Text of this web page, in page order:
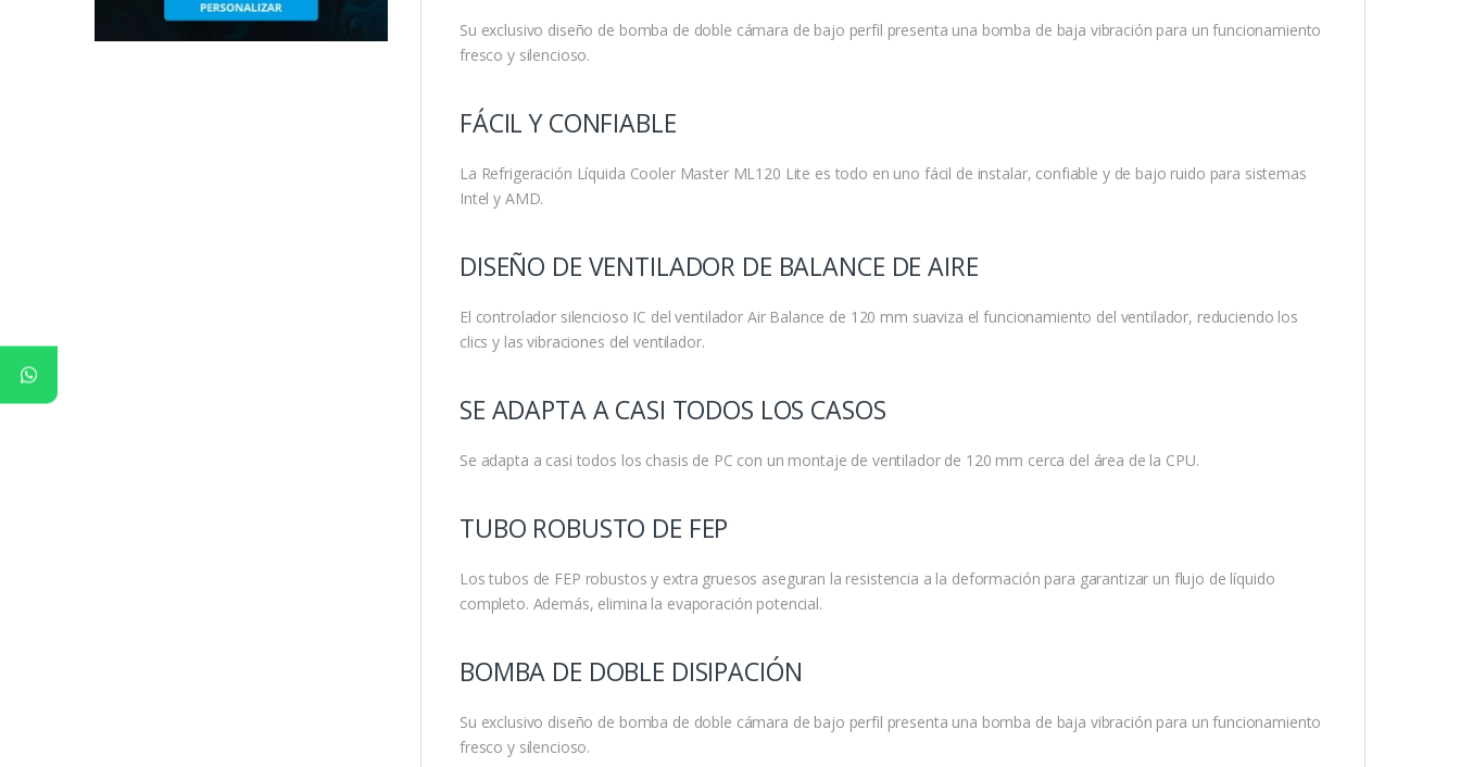
Su exclusivo diseño de bomba de doble cámara de bajo perfil presenta una bomba de baja vibración para un funcionamiento
fresco y silencioso.
FÁCIL Y CONFIABLE
La Refrigeración Líquida Cooler Master ML120 Lite es todo en uno fácil de instalar, confiable y de bajo ruido para sistemas
Intel y AMD.
DISEÑO DE VENTILADOR DE BALANCE DE AIRE
El controlador silencioso IC del ventilador Air Balance de 120 mm suaviza el funcionamiento del ventilador, reduciendo los
clics y las vibraciones del ventilador.
SE ADAPTA A CASI TODOS LOS CASOS
Se adapta a casi todos los chasis de PC con un montaje de ventilador de 120 mm cerca del área de la CPU.
TUBO ROBUSTO DE FEP
Los tubos de FEP robustos y extra gruesos aseguran la resistencia a la deformación para garantizar un flujo de líquido
completo. Además, elimina la evaporación potencial.
BOMBA DE DOBLE DISIPACIÓN
Su exclusivo diseño de bomba de doble cámara de bajo perfil presenta una bomba de baja vibración para un funcionamiento
fresco y silencioso.